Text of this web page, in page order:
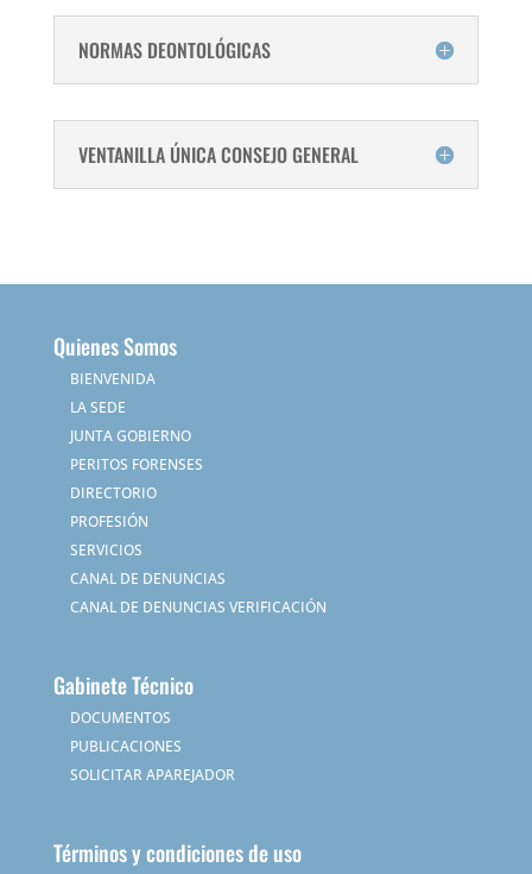
NORMAS DEONTOLÓGICAS
VENTANILLA ÚNICA CONSEJO GENERAL
Quienes Somos
BIENVENIDA
LA SEDE
JUNTA GOBIERNO
PERITOS FORENSES
DIRECTORIO
PROFESIÓN
SERVICIOS
CANAL DE DENUNCIAS
CANAL DE DENUNCIAS VERIFICACIÓN
Gabinete Técnico
DOCUMENTOS
PUBLICACIONES
SOLICITAR APAREJADOR
Términos y condiciones de uso